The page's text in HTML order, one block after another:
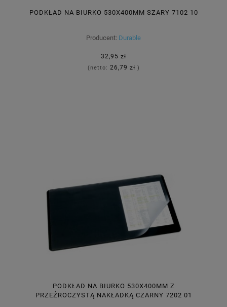
PODKŁAD NA BIURKO 530X400MM SZARY 7102 10
Producent: Durable
32,95 zł
(netto: 26,79 zł )
PODKŁAD NA BIURKO 530X400MM Z
PRZEŹROCZYSTĄ NAKŁADKĄ CZARNY 7202 01